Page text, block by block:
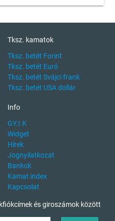
Tksz. kamatok
Tksz. betét Forint
Tksz. betét Euró
Tksz. betét Svájci frank
Tksz. betét USA dollár
Info
GY.I.K
Widget
Hírek
Jognyilatkozat
Bankok
Kamat index
Kapcsolat
és giroszámok között